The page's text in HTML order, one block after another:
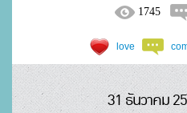
1745
love
31 ธันวาคม